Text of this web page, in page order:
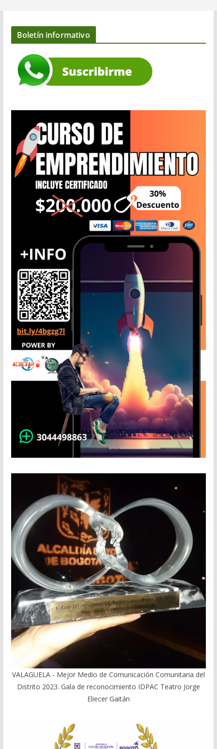
Boletín informativo
VALAGUELA - Mejor Medio de Comunicación Comunitaria del
Distrito 2023. Gala de reconocimiento IDPAC Teatro Jorge
Eliecer Gaitán